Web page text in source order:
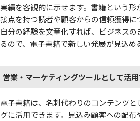
実績を客観的に示せます。書籍という
接点を持つ読者や顧客からの信頼獲得に
自分の経験を文章化すれば、ビジネス
るので、電子書籍で新しい発展が見込め
営業・マーケティングツールとして活
電子書籍は、名刺代わりのコンテンツ
グに活用できます。見込み顧客への配布